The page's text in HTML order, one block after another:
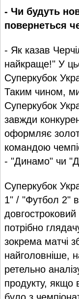
- Чи будуть
повернеться
- Як казав
найкраще!" У
Суперкубок
Таким чином, ми
Суперкубок
завжди
оформляє
командою
- "Динамо" чи
Суперкубок
1" / "Футбол 2" в
потрібно
зокрема матчі
найголовніше,
ретельно
продукту, якщо